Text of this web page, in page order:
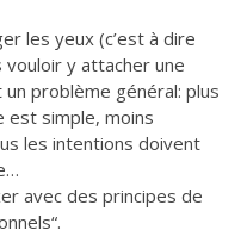
les yeux (c’est à dire
vouloir y attacher une
un problème général: plus
est simple, moins
les intentions doivent
avec des principes de